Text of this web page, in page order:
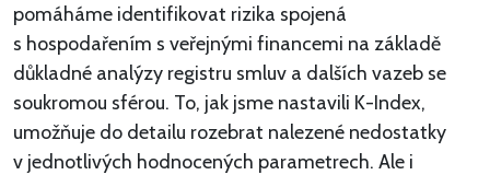
pomáháme identifikovat rizika spojená
s hospodařením s veřejnými financemi na základě
důkladné analýzy registru smluv a dalších vazeb se
soukromou sférou. To, jak jsme nastavili K-Index,
umožňuje do detailu rozebrat nalezené nedostatky
v jednotlivých hodnocených parametrech. Ale i